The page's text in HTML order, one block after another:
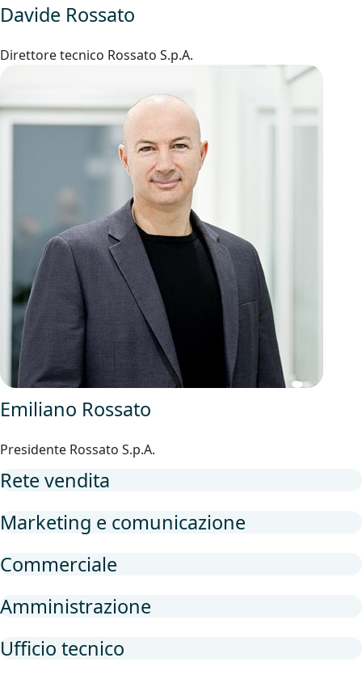
Davide Rossato
Direttore tecnico Rossato S.p.A.
Emiliano Rossato
Presidente Rossato S.p.A.
Rete vendita
Marketing e comunicazione
Commerciale
Amministrazione
Ufficio tecnico